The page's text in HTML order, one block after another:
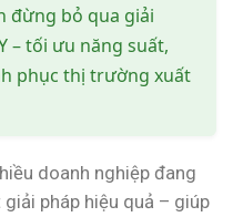
đừng bỏ qua giải
– tối ưu năng suất,
phục thị trường xuất
doanh nghiệp đang
pháp hiệu quả – giúp